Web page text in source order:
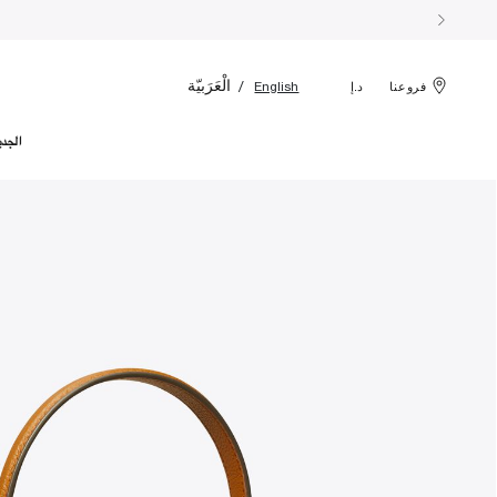
فروعنا د.إ English الْعَرَبيّة